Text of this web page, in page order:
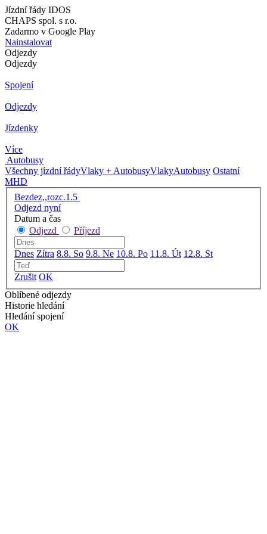
Jízdní řády IDOS
CHAPS spol. s r.o.
Zadarmo v Google Play
Nainstalovat
Odjezdy
Odjezdy
Spojení
Odjezdy
Jízdenky
Více
Autobusy
Všechny jízdní řádyVlaky + AutobusyVlakyAutobusy Ostatní
MHD
Bezdez,,rozc.1.5
Odjezd nyní
Datum a čas
Odjezd
Příjezd
Dnes Zítra 8.8. So 9.8. Ne 10.8. Po 11.8. Út 12.8. St
Zrušit OK
Oblíbené odjezdy
Historie hledání
Hledání spojení
OK